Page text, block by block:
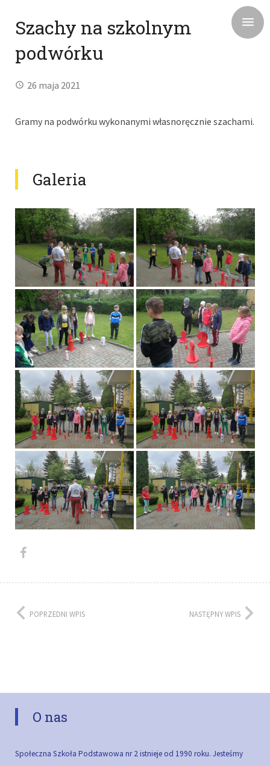
Szachy na szkolnym
podwórku
26 maja 2021
Gramy na podwórku wykonanymi własnoręcznie szachami.
Galeria
POPRZEDNI WPIS NASTĘPNY WPIS
O nas
Społeczna Szkoła Podstawowa nr 2 istnieje od 1990 roku. Jesteśmy